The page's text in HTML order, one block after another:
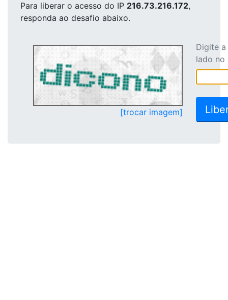
Para liberar o acesso do IP 216.73.216.172,
responda ao desafio abaixo.
[trocar imagem]
Digite
lado no